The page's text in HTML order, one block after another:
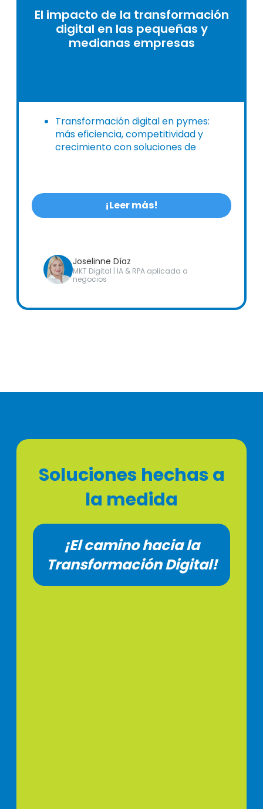
El impacto de la transformación
digital en las pequeñas y
medianas empresas
Transformación digital en pymes:
más eficiencia, competitividad y
crecimiento con soluciones de
¡Leer más!
Joselinne Díaz
MKT Digital | IA & RPA aplicada a
negocios
Soluciones hechas a
la medida
¡El camino hacia la
Transformación Digital!